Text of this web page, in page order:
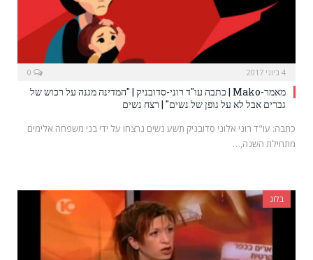
4 ביוני 2017
מאמר-Mako | כתבה עו"ד רוני-סדובניק | "המדינה מגנה על רכוש של
גברים אבל לא על גופן של נשים" | רצח נשים
כתבה: עו"ד רוני אלוני סדובניק תשע נשים נרצחו על ידי בני משפחה אלימים
מתחילת השנה,…
בלוג